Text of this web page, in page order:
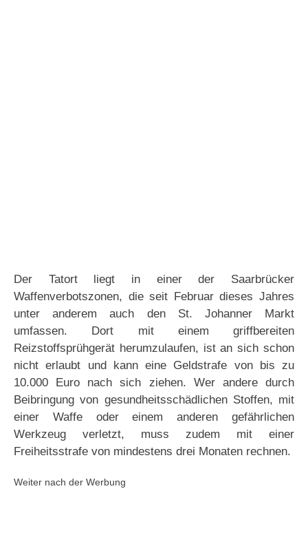
Der Tatort liegt in einer der Saarbrücker
Waffenverbotszonen, die seit Februar dieses Jahres
unter anderem auch den St. Johanner Markt
umfassen. Dort mit einem griffbereiten
Reizstoffsprühgerät herumzulaufen, ist an sich schon
nicht erlaubt und kann eine Geldstrafe von bis zu
10.000 Euro nach sich ziehen. Wer andere durch
Beibringung von gesundheitsschädlichen Stoffen, mit
einer Waffe oder einem anderen gefährlichen
Werkzeug verletzt, muss zudem mit einer
Freiheitsstrafe von mindestens drei Monaten rechnen.
Weiter nach der Werbung